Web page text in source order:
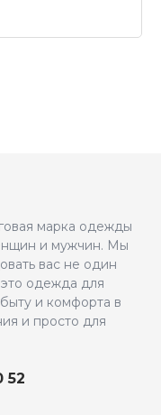
марка одежды
и мужчин. Мы
вас не один
одежда для
и комфорта в
и просто для
52